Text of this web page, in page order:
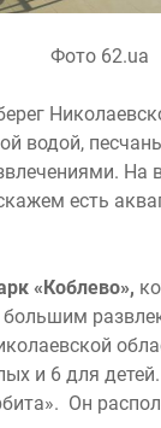
Фото 62.ua
водой,
На
есть
«Коблево»,
и 6 для
Он